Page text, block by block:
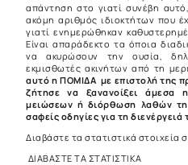
απάντηση στο γιατί συνέβη
ακόμη αριθμός ιδιοκτήτων που
γιατί ενημερώθηκαν
Είναι απαράδεκτο τα όποια
να ακυρώσουν την ουσία,
εκμισθωτές ακινήτων από τη
αυτό η ΠΟΜΙΔΑ με επιστολή της
ζήτησε να ξανανοίξει
μειώσεων ή διόρθωση λαθών
σαφείς οδηγίες για τη διενέργειά
Διαβάστε τα στατιστικά στοιχεία
ΔΙΑΒΑΣΤΕ ΤΑ ΣΤΑΤΙΣΤΙΚΑ